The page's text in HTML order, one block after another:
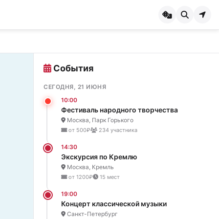
События
СЕГОДНЯ, 21 ИЮНЯ
10:00
Фестиваль народного творчества
Москва, Парк Горького
от 500₽ 234 участника
14:30
Экскурсия по Кремлю
Москва, Кремль
от 1200₽ 15 мест
19:00
Концерт классической музыки
Санкт-Петербург